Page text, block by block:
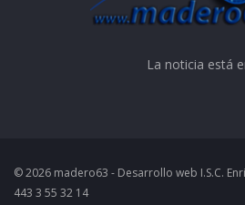
La noticia está
© 2026 madero63 - Desarrollo web I.S.C.
443 3 55 32 14